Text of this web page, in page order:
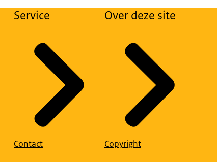
Service
Contact
Over deze site
Copyright